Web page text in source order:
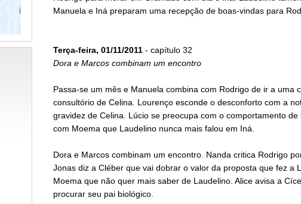
Manuela e Iná preparam uma recepção de boas-vindas para
Terça-feira, 01/11/2011- capítulo 32
Dora e Marcos combinam um encontro
Passa-se um mês e Manuela combina com Rodrigo de ir a uma
consultório de Celina. Lourenço esconde o desconforto com a
gravidez de Celina. Lúcio se preocupa com o comportamento de
com Moema que Laudelino nunca mais falou em Iná.
Dora e Marcos combinam um encontro. Nanda critica Rodrigo
Jonas diz a Cléber que vai dobrar o valor da proposta que fez a
Moema que não quer mais saber de Laudelino. Alice avisa a
procurar seu pai biológico.